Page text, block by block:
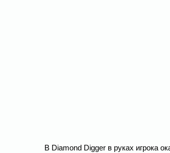
В Diamond Digger в руках игрока